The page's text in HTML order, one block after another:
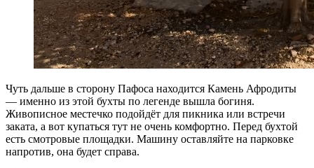
Чуть дальше в сторону Пафоса находится Камень Афродиты
— именно из этой бухты по легенде вышла богиня.
Живописное местечко подойдёт для пикника или встречи
заката, а вот купаться тут не очень комфортно. Перед бухтой
есть смотровые площадки. Машину оставляйте на парковке
напротив, она будет справа.